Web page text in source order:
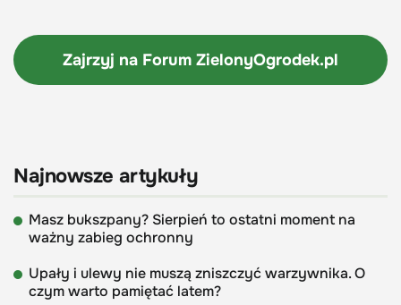
Zajrzyj na Forum ZielonyOgrodek.pl
Najnowsze artykuły
Masz bukszpany? Sierpień to ostatni moment na
ważny zabieg ochronny
Upały i ulewy nie muszą zniszczyć warzywnika. O
czym warto pamiętać latem?